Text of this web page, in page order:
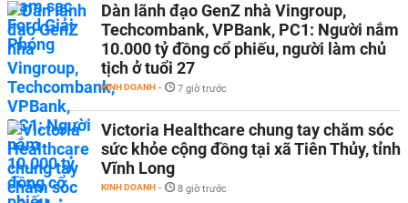
Dàn lãnh đạo GenZ nhà Vingroup,
Techcombank, VPBank, PC1: Người nắm
10.000 tỷ đồng cổ phiếu, người làm chủ
tịch ở tuổi 27
KINH DOANH - 7 giờ trước
Victoria Healthcare chung tay chăm sóc
sức khỏe cộng đồng tại xã Tiên Thủy, tỉnh
Vĩnh Long
KINH DOANH - 8 giờ trước